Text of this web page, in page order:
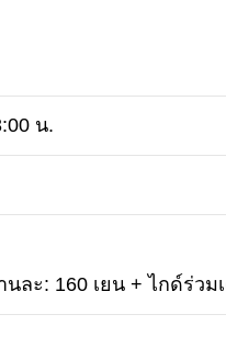
น.
ละ: 160 เยน + ไกด์ร่วม